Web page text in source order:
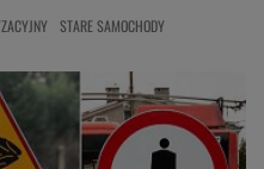
STARE SAMOCHODY